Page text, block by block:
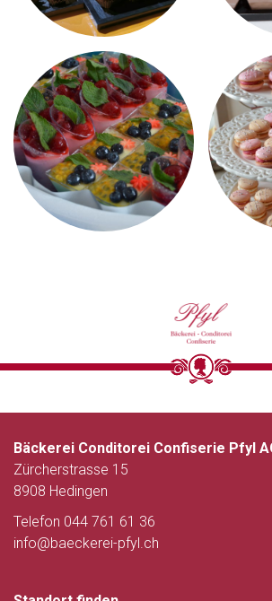
Bäckerei Conditorei Confiserie Pfyl
Zürcherstrasse 15
8908 Hedingen
Telefon 044 761 61 36
info@baeckerei-pfyl.ch